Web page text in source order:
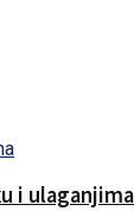
i ulaganjima